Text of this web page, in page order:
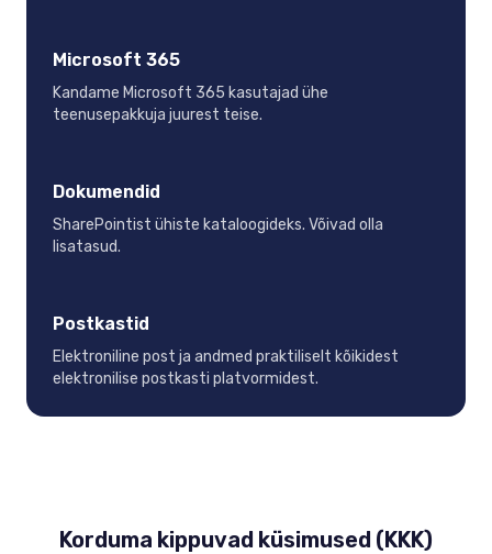
Microsoft 365
Kandame Microsoft 365 kasutajad ühe
teenusepakkuja juurest teise.
Dokumendid
SharePointist ühiste kataloogideks. Võivad olla
lisatasud.
Postkastid
Elektroniline post ja andmed praktiliselt kõikidest
elektronilise postkasti platvormidest.
Korduma kippuvad küsimused (KKK)